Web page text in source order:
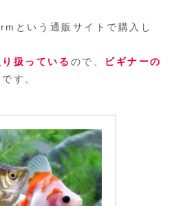
という通販サイトで購入し
扱っている ので、
ビギナーの
す。